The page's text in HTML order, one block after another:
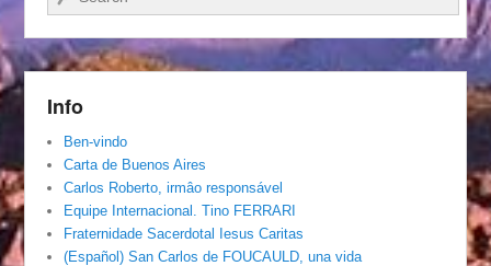
Info
Ben-vindo
Carta de Buenos Aires
Carlos Roberto, irmâo responsável
Equipe Internacional. Tino FERRARI
Fraternidade Sacerdotal Iesus Caritas
(Español) San Carlos de FOUCAULD, una vida